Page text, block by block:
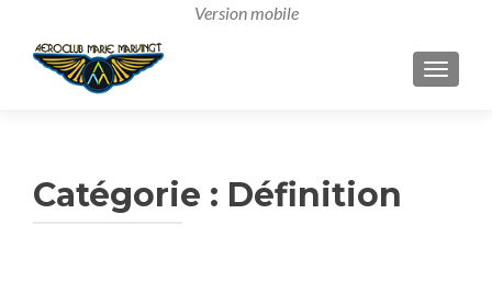
Catégorie : Définition